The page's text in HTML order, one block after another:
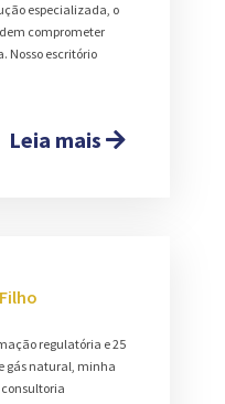
especializada, o
comprometer
Nosso escritório
Leia mais
regulatória e 25
gás natural, minha